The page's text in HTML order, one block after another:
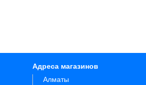
Адреса магазинов
Алматы